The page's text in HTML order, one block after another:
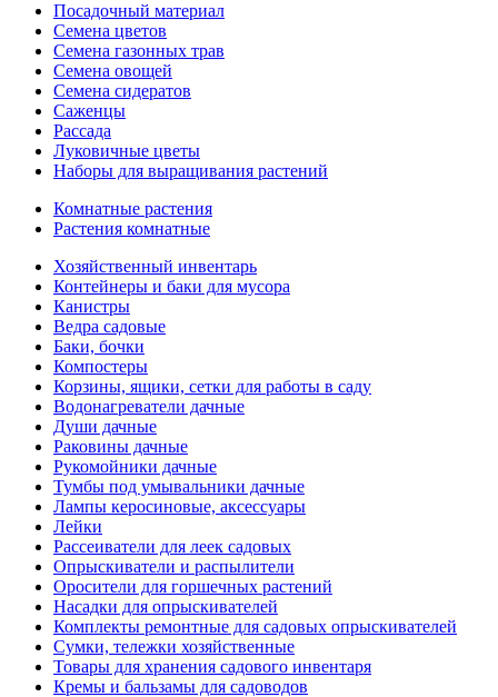
Посадочный материал
Семена цветов
Семена газонных трав
Семена овощей
Семена сидератов
Саженцы
Рассада
Луковичные цветы
Наборы для выращивания растений
Комнатные растения
Растения комнатные
Хозяйственный инвентарь
Контейнеры и баки для мусора
Канистры
Ведра садовые
Баки, бочки
Компостеры
Корзины, ящики, сетки для работы в саду
Водонагреватели дачные
Души дачные
Раковины дачные
Рукомойники дачные
Тумбы под умывальники дачные
Лампы керосиновые, аксессуары
Лейки
Рассеиватели для леек садовых
Опрыскиватели и распылители
Оросители для горшечных растений
Насадки для опрыскивателей
Комплекты ремонтные для садовых опрыскивателей
Сумки, тележки хозяйственные
Товары для хранения садового инвентаря
Кремы и бальзамы для садоводов